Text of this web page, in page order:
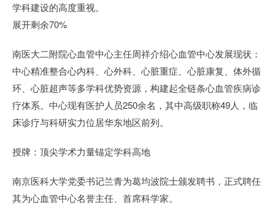
学科建设的高度重视。
展开剩余70%
南医大二附院心血管中心主任周祥介绍心血管中心发展现状：
中心精准整合心内科、心外科、心脏重症、心脏康复、体外循
环、心脏超声等多学科优势资源，构建起全链条心血管疾病诊
疗体系。中心现有医护人员250余名，其中高级职称49人，临
床诊疗与科研实力位居华东地区前列。
授牌：顶尖学术力量锚定学科高地
南京医科大学党委书记兰青为葛均波院士颁发聘书，正式聘任
其为心血管中心名誉主任、首席科学家。